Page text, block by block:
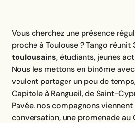
Vous cherchez une présence
proche à Toulouse ? Tango réunit
toulousains, étudiants, jeunes
Nous les mettons en binôme
veulent partager un peu de
Capitole à Rangueil, de Saint-
Pavée, nos compagnons
conversation, une promenade au